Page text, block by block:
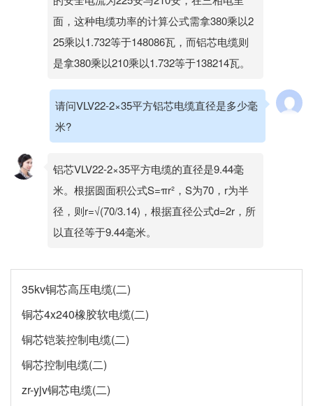
面，这种电缆功率的计算公式需拿380乘以2
25乘以1.732等于148086瓦，而铝芯电缆则
是拿380乘以210乘以1.732等于138214瓦。
请问VLV22-2×35平方铝芯电缆直径是多少毫
米?
铝芯VLV22-2×35平方电缆的直径是9.44毫
米。根据圆面积公式S=πr²，S为70，r为半
径，则r=√(70/3.14)，根据直径公式d=2r，所
以直径等于9.44毫米。
35kv铜芯高压电缆(二)
铜芯4x240橡胶软电缆(二)
铜芯铠装控制电缆(二)
铜芯控制电缆(二)
zr-yjv铜芯电缆(二)